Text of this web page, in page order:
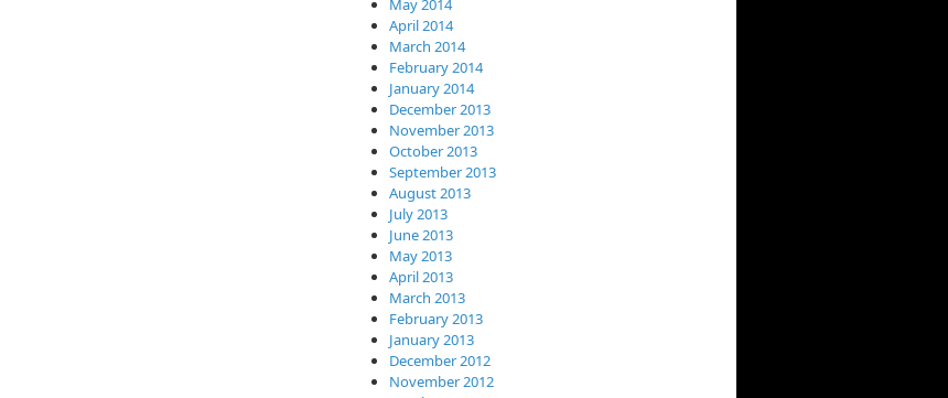
May 2014
April 2014
March 2014
February 2014
January 2014
December 2013
November 2013
October 2013
September 2013
August 2013
July 2013
June 2013
May 2013
April 2013
March 2013
February 2013
January 2013
December 2012
November 2012